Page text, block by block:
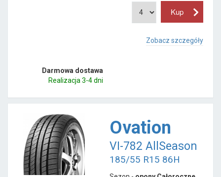
Zobacz szczegóły
Darmowa dostawa
Realizacja 3-4 dni
Ovation
VI-782 AllSeason
185/55 R15 86H